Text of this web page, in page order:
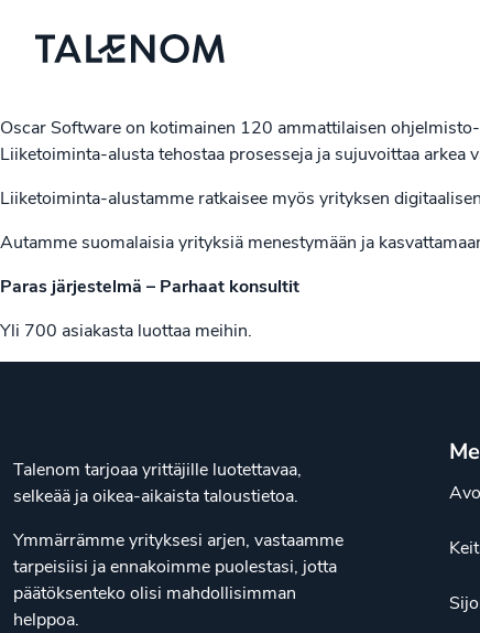
Oscar Software on kotimainen 120 ammattilaisen
Liiketoiminta-alusta tehostaa prosesseja ja sujuvoittaa arkea
Liiketoiminta-alustamme ratkaisee myös yrityksen
Autamme suomalaisia yrityksiä menestymään ja
Paras järjestelmä – Parhaat konsultit
Yli 700 asiakasta luottaa meihin.
Talenom tarjoaa yrittäjille luotettavaa,
selkeää ja oikea-aikaista taloustietoa.
Ymmärrämme yrityksesi arjen, vastaamme
tarpeisiisi ja ennakoimme puolestasi, jotta
päätöksenteko olisi mahdollisimman
helppoa.